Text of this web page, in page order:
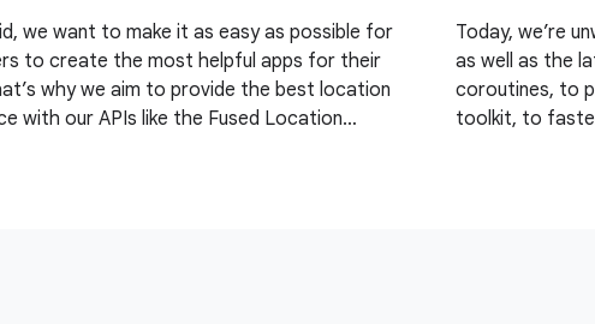
we want to make it as easy as possible for
to create the most helpful apps for their
why we aim to provide the best location
with our APIs like the Fused Location
Today, we’re
as well as the
coroutines, to
toolkit, to